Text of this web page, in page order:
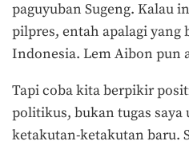
paguyuban Sugeng. Kalau
pilpres, entah apalagi yang
Indonesia. Lem Aibon pun
Tapi coba kita berpikir
politikus, bukan tugas
ketakutan-ketakutan baru.